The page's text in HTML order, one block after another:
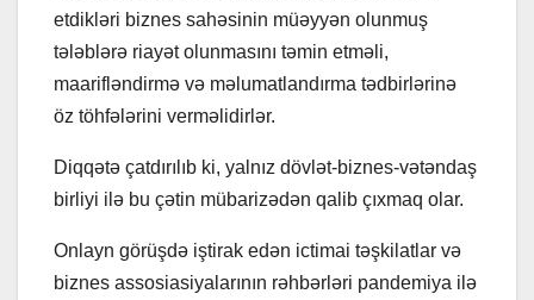
etdikləri biznes sahəsinin müəyyən olunmuş
tələblərə riayət olunmasını təmin etməli,
maarifləndirmə və məlumatlandırma tədbirlərinə
öz töhfələrini verməlidirlər.
Diqqətə çatdırılıb ki, yalnız dövlət-biznes-vətəndaş
birliyi ilə bu çətin mübarizədən qalib çıxmaq olar.
Onlayn görüşdə iştirak edən ictimai təşkilatlar və
biznes assosiasiyalarının rəhbərləri pandemiya ilə